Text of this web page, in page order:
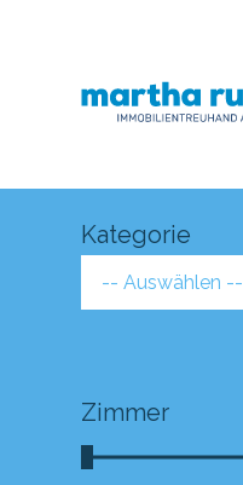
Kategorie
-- Auswählen --
Zimmer